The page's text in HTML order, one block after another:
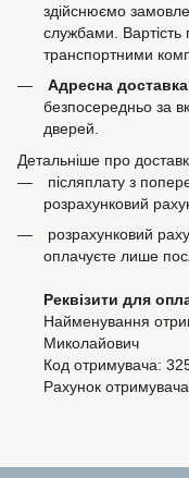
здійснюємо
службами. Вартість
транспортними
Адресна
безпосередньо за
дверей.
Детальніше про
післяплату з
розрахунковий
розрахунковий
оплачуєте лише
Реквізити для
Найменування
Миколайович
Код отримувача:
Рахунок